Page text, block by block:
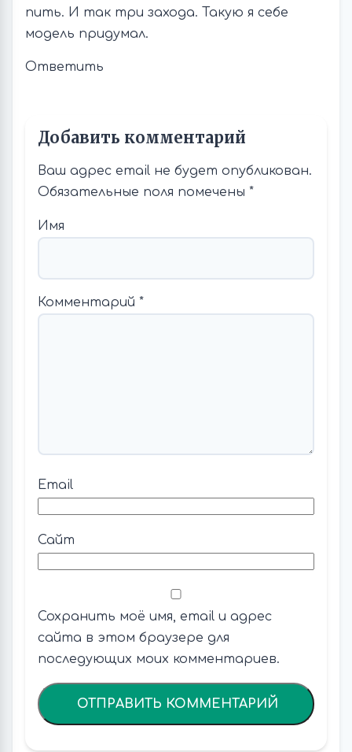
пить. И так три захода. Такую я себе
модель придумал.
Ответить
Добавить комментарий
Ваш адрес email не будет опубликован.
Обязательные поля помечены *
Имя
Комментарий *
Email
Сайт
Сохранить моё имя, email и адрес
сайта в этом браузере для
последующих моих комментариев.